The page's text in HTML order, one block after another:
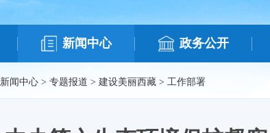
新闻中心 政务公开
新闻中心 > 专题报道 > 建设美丽西藏 > 工作部署